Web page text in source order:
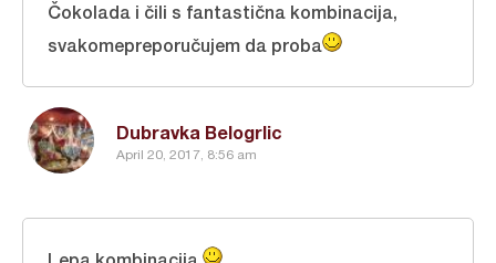
Dubravka Belogrlic
April 20, 2017, 8:56 am
Čokolada i čili s fantastična kombinacija,
svakomepreporučujem da proba